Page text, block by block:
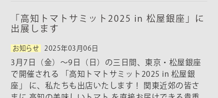
「高知トマトサミット2025 in 松屋銀座」に
出展します
お知らせ 2025年03月06日
3月7日（金）～9日（日）の三日間、東京・松屋銀座
で開催される 「高知トマトサミット2025 in 松屋銀
座」 に、私たちも出店いたします！ 関東近郊の皆さ